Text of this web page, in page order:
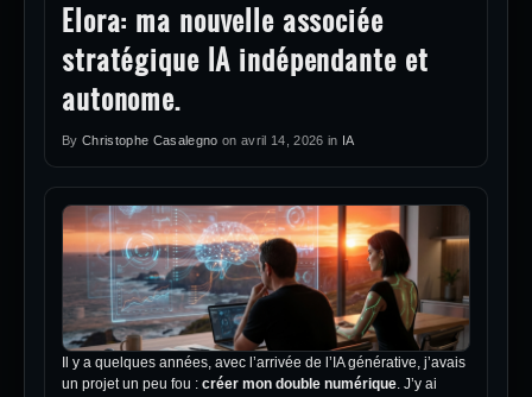
Elora: ma nouvelle associée
stratégique IA indépendante et
autonome.
By Christophe Casalegno on avril 14, 2026 in IA
Il y a quelques années, avec l’arrivée de l’IA générative, j’avais
un projet un peu fou : créer mon double numérique. J’y ai